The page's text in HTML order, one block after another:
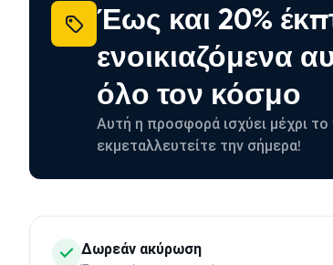
Έως και 20%
ενοικιαζόμενα
όλο τον κόσμο
Αυτή η προσφορά ισχύει μέχρι
εκμεταλλευτείτε την σήμερα!
Δωρεάν ακύρωση